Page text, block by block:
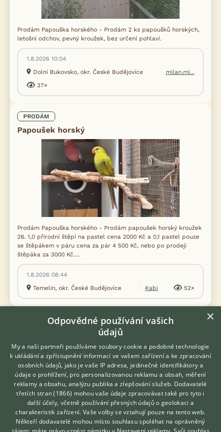
Prodám Papouška horského - Prodám 2 ks papoušků horských,
letošní odchov, pevný kroužek, bez určení pohlaví.
1.8.2026 10:04
Dolní Bukovsko, okr. České Budějovice
milan.mi...
37×
PRODÁM
Papoušek horský
Prodám Papouška horského - Prodám papoušek horský kroužek
26. 1,0 přírodní štěpí na pastel cena 2000 Kč a 0,1 pastel pouze
se štěpákem v páru cena za pár 4 500 Kč, nebo po prodeji
štěpáka za 3000 Kč....
1.8.2026 08:44
Temelín, okr. České Budějovice
Kabi 52×
Zobrazit více inzerátů (32)
DISKUSE O PAPOUŠKOVI HORSKÉM
Téma
Hnízdění a odchov
Hledáte zvířecího kamaráda?
Zdarma vám poradí
VETERINÁŘ ONLINE
KONZULTOVAT S
×
Odpovědné používání vašich
údajů
My a naši partneři používáme soubory cookie a podobné technologie
k ukládání a zpřístupnění informací ve vašem zařízení a ke zpracování
osobních údajů, jako je vaše IP adresa, jedinečné identifikátory a
údaje o prohlížení, pro personalizovanou reklamu a obsah, měření
reklamy a obsahu, analýzu publika a zlepšování služeb. Dodavatelé
třetích stran (1866) mohou vaše údaje zpracovávat také pro tyto i
další účely, včetně používání přesných údajů o geolokaci a
charakteristik zařízení. Vaše volby se vztahují pouze na tento web.
Někteří dodavatelé mohou místo souhlasu spoléhat na oprávněný